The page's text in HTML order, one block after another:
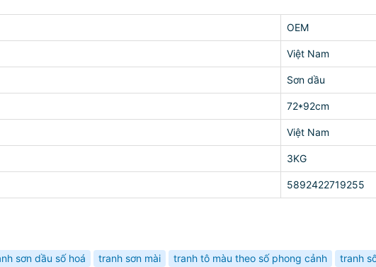
OEM
Việt Nam
Sơn dầu
72*92cm
Việt Nam
3KG
5892422719255
sơn dầu số hoá tranh sơn mài tranh tô màu theo số phong cảnh tranh